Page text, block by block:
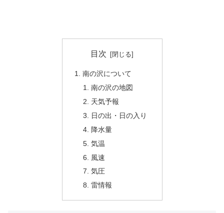
目次
南の沢について
南の沢の地図
天気予報
日の出・日の入り
降水量
気温
風速
気圧
雷情報